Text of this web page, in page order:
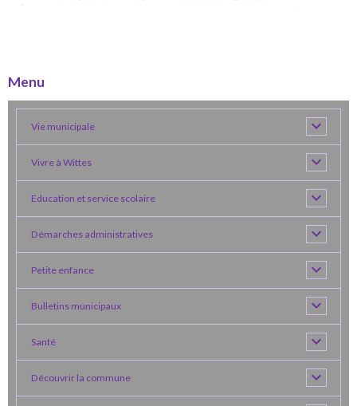
Menu
Vie municipale
Vivre à Wittes
Education et service scolaire
Démarches administratives
Petite enfance
Bulletins municipaux
Santé
Découvrir la commune